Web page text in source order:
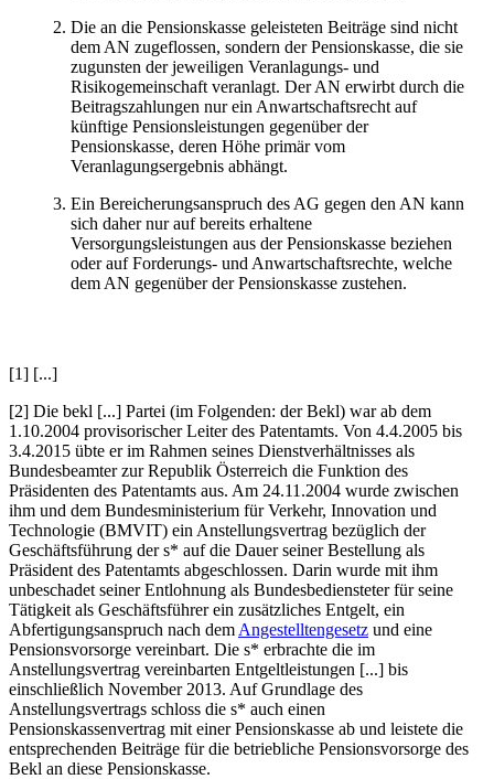
Die an die Pensionskasse geleisteten Beiträge sind nicht
dem AN zugeflossen, sondern der Pensionskasse, die sie
zugunsten der jeweiligen Veranlagungs- und
Risikogemeinschaft veranlagt. Der AN erwirbt durch die
Beitragszahlungen nur ein Anwartschaftsrecht auf
künftige Pensionsleistungen gegenüber der
Pensionskasse, deren Höhe primär vom
Veranlagungsergebnis abhängt.
Ein Bereicherungsanspruch des AG gegen den AN kann
sich daher nur auf bereits erhaltene
Versorgungsleistungen aus der Pensionskasse beziehen
oder auf Forderungs- und Anwartschaftsrechte, welche
dem AN gegenüber der Pensionskasse zustehen.
[1] [...]
[2] Die bekl [...] Partei (im Folgenden: der Bekl) war ab dem
1.10.2004 provisorischer Leiter des Patentamts. Von 4.4.2005 bis
3.4.2015 übte er im Rahmen seines Dienstverhältnisses als
Bundesbeamter zur Republik Österreich die Funktion des
Präsidenten des Patentamts aus. Am 24.11.2004 wurde zwischen
ihm und dem Bundesministerium für Verkehr, Innovation und
Technologie (BMVIT) ein Anstellungsvertrag bezüglich der
Geschäftsführung der s* auf die Dauer seiner Bestellung als
Präsident des Patentamts abgeschlossen. Darin wurde mit ihm
unbeschadet seiner Entlohnung als Bundesbediensteter für seine
Tätigkeit als Geschäftsführer ein zusätzliches Entgelt, ein
Abfertigungsanspruch nach dem Angestelltengesetz und eine
Pensionsvorsorge vereinbart. Die s* erbrachte die im
Anstellungsvertrag vereinbarten Entgeltleistungen [...] bis
einschließlich November 2013. Auf Grundlage des
Anstellungsvertrags schloss die s* auch einen
Pensionskassenvertrag mit einer Pensionskasse ab und leistete die
entsprechenden Beiträge für die betriebliche Pensionsvorsorge des
Bekl an diese Pensionskasse.